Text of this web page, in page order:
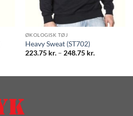
ØKOLOGISK TØJ
Heavy Sweat (ST702)
223.75 kr. – 248.75 kr.